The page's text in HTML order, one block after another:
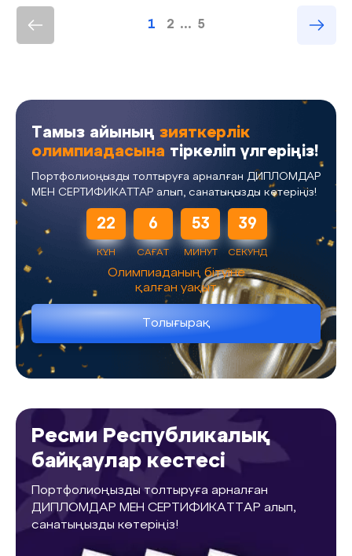
1 2 ... 5
Тамыз айының зияткерлік
олимпиадасына тіркеліп үлгеріңіз!
Портфолиоңызды толтыруға арналған ДИПЛОМДАР
МЕН СЕРТИФИКАТТАР алып, санатыңызды көтеріңіз!
22
КҮН
6
САҒАТ
53
МИНУТ
39
СЕКУНД
Олимпиаданың бітуіне
қалған уақыт
Толығырақ
Ресми Республикалық
байқаулар кестесі
Портфолиоңызды толтыруға арналған
ДИПЛОМДАР МЕН СЕРТИФИКАТТАР алып,
санатыңызды көтеріңіз!